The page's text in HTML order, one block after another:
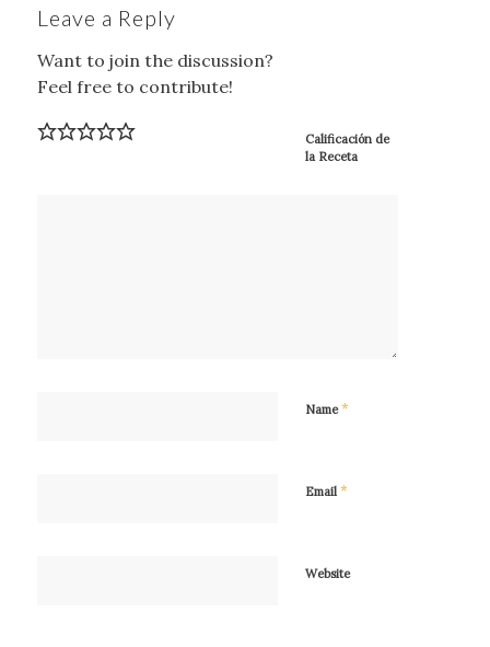
Leave a Reply
Want to join the discussion?
Feel free to contribute!
Calificación de
la Receta
Name*
Email *
Website